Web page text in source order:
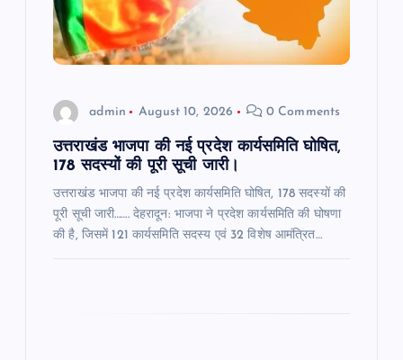
admin August 10, 2026 0 Comments
उत्तराखंड भाजपा की नई प्रदेश कार्यसमिति घोषित,
178 सदस्यों की पूरी सूची जारी।
उत्तराखंड भाजपा की नई प्रदेश कार्यसमिति घोषित, 178 सदस्यों की
पूरी सूची जारी……. देहरादून: भाजपा ने प्रदेश कार्यसमिति की घोषणा
की है, जिसमें 121 कार्यसमिति सदस्य एवं 32 विशेष आमंत्रित…